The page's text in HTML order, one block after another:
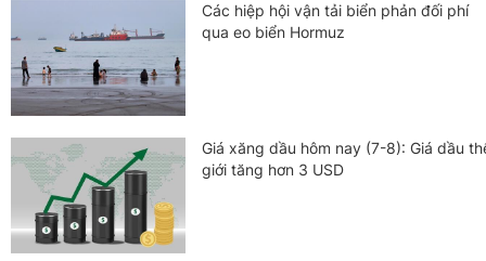
Các hiệp hội vận tải biển phản đối phí
qua eo biển Hormuz
Giá xăng dầu hôm nay (7-8): Giá dầu
giới tăng hơn 3 USD